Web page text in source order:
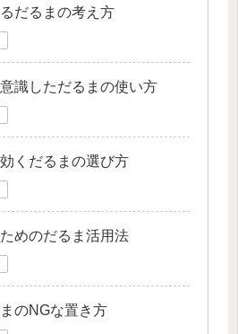
だるまの考え方
識しただるまの使い方
くだるまの選び方
めのだるま活用法
のNGな置き方